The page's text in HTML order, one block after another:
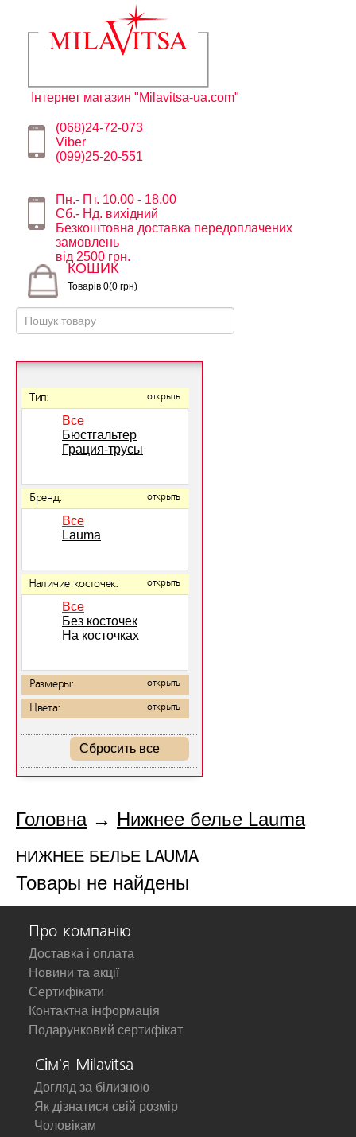
Інтернет магазин "Milavitsa-ua.com"
(068)24-72-073
Viber
(099)25-20-551
Пн.- Пт. 10.00 - 18.00
Сб.- Нд. вихідний
Безкоштовна доставка передоплачених
замовлень
від 2500 грн.
КОШИК
Товарів 0(0 грн)
Тип: открыть
Все
Бюстгальтер
Грация-трусы
Бренд: открыть
Все
Lauma
Наличие косточек: открыть
Все
Без косточек
На косточках
Размеры: открыть
Цвета: открыть
Сбросить все
Головна→ Нижнее белье Lauma
НИЖНЕЕ БЕЛЬЕ LAUMA
Товары не найдены
Про компанію
Доставка і оплата
Новини та акції
Сертифікати
Контактна інформація
Подарунковий сертифікат
Сім'я Milavitsa
Догляд за білизною
Як дізнатися свій розмір
Чоловікам